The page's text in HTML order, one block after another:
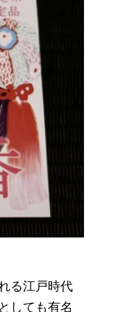
る江戸時代
しても有名